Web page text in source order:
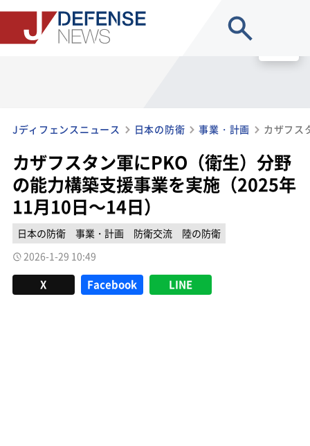
Jディフェンスニュース 日本の防衛 事業・計画
カザフスタン軍にPKO（衛生）分野
の能力構築支援事業を実施（2025年
11月10日～14日）
日本の防衛 事業・計画 防衛交流
陸の防衛
2026-1-29 10:49
X Facebook LINE